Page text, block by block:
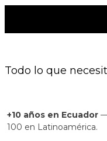
Todo lo que
+10 años en Ecuador
100 en Latinoamérica.